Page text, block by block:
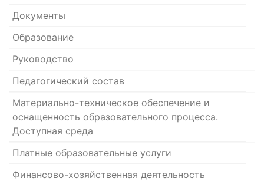
Документы
Образование
Руководство
Педагогический состав
Материально-техническое обеспечение и
оснащенность образовательного процесса.
Доступная среда
Платные образовательные услуги
Финансово-хозяйственная деятельность